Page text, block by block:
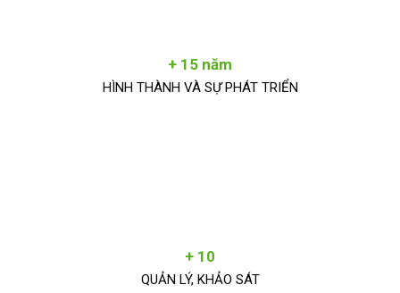
+ 15 năm
HÌNH THÀNH VÀ SỰ PHÁT TRIỂN
+ 10
QUẢN LÝ, KHẢO SÁT